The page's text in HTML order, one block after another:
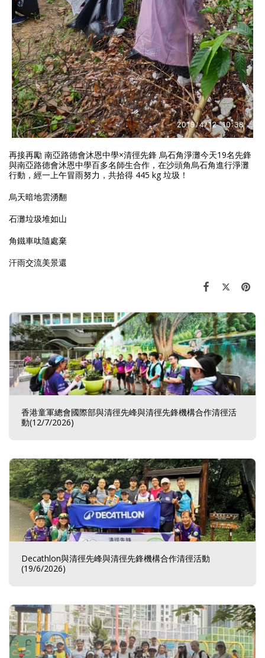
再接再勵 南亞路德會沐恩中學×清徑先鋒 烏石角淨灘今天19名先鋒
與南亞路德會沐恩中學百多名師生合作，在沙頭角烏石角進行淨灘
行動，經一上午冒雨努力，共拾得 445 kg 垃圾！
烏天暗地雲湧翻
石灘垃圾堆如山
角鐵車呔隨處棄
汗雨交流美景還
香港童軍總會國際部與清徑先峰與清徑先鋒機構合作清徑活
動(12/7/2026)
Decathlon與清徑先峰與清徑先鋒機構合作清徑活動
(19/6/2026)